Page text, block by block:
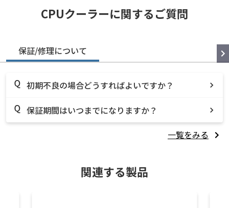
CPUクーラーに関するご質問
保証/修理について
初期不良の場合どうすればよいですか？
保証期間はいつまでになりますか？
一覧をみる
関連する製品